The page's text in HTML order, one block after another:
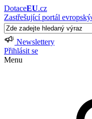
DotaceEU.cz
Zastřešující portál
Newslettery
Přihlásit se
Menu